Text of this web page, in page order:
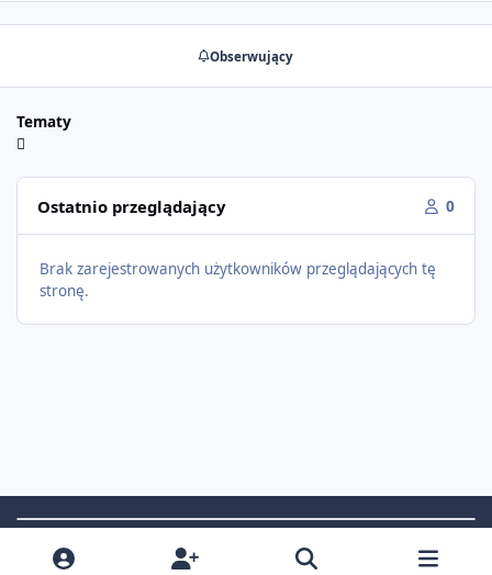
Obserwujący
Tematy
Ostatnio przeglądający 0
Brak zarejestrowanych użytkowników przeglądających tę
stronę.
Light ModeDark ModeSystem Preference t